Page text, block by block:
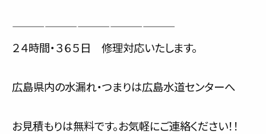
———————————————
２４時間・３６５日 修理対応いたします。
広島県内の水漏れ・つまりは広島水道センターへ
お見積もりは無料です。お気軽にご連絡ください！！